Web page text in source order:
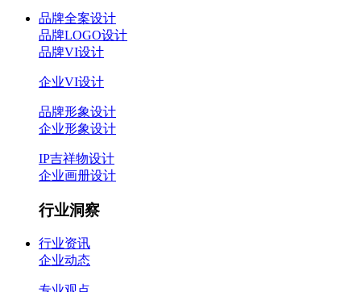
品牌全案设计
品牌LOGO设计
品牌VI设计
企业VI设计
品牌形象设计
企业形象设计
IP吉祥物设计
企业画册设计
行业洞察
行业资讯
企业动态